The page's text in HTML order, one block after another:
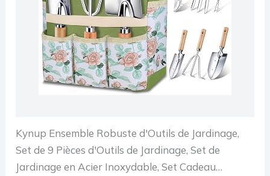
Kynup Ensemble Robuste d'Outils de Jardinage,
Set de 9 Pièces d'Outils de Jardinage, Set de
Jardinage en Acier Inoxydable, Set Cadeau